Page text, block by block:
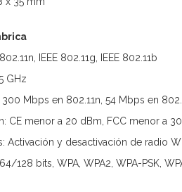
IEEE 802.11g, IEEE 802.11b
GHz
Mbps en 802.11n, 54 Mbps en
CE menor a 20 dBm, FCC menor a
Activación y desactivación de radio
128 bits, WPA, WPA2, WPA-PSK,